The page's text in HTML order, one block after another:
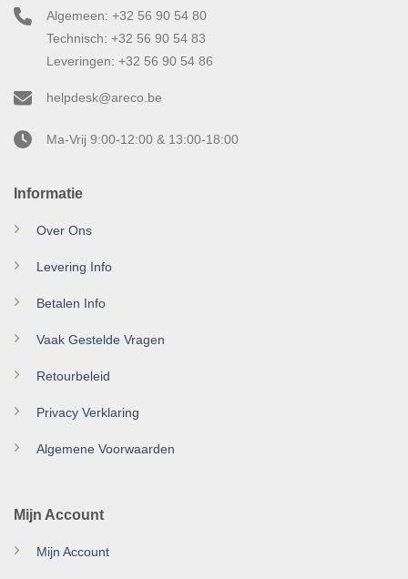
Informatie
Over Ons
Levering Info
Betalen Info
Vaak Gestelde Vragen
Retourbeleid
Privacy Verklaring
Algemene Voorwaarden
Mijn Account
Mijn Account
Algemeen: +32 56 90 54 80
Technisch: +32 56 90 54 83
Leveringen: +32 56 90 54 86
helpdesk@areco.be
Ma-Vrij 9:00-12:00 & 13:00-18:00